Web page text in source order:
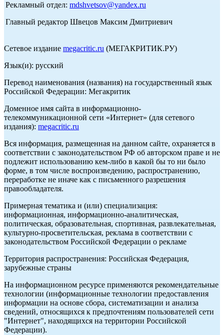
Рекламный отдел: mdshvetsov@yandex.ru
Главный редактор Швецов Максим Дмитриевич
Сетевое издание megacritic.ru (МЕГАКРИТИК.РУ)
Язык(и): русский
Перевод наименования (названия) на государственный язык
Российской Федерации: Мегакритик
Доменное имя сайта в информационно-
телекоммуникационной сети «Интернет» (для сетевого
издания): megacritic.ru
Вся информация, размещенная на данном сайте, охраняется в
соответствии с законодательством РФ об авторском праве и не
подлежит использованию кем-либо в какой бы то ни было
форме, в том числе воспроизведению, распространению,
переработке не иначе как с письменного разрешения
правообладателя.
Примерная тематика и (или) специализация:
информационная, информационно-аналитическая,
политическая, образовательная, спортивная, развлекательная,
культурно-просветительская, реклама в соответствии с
законодательством Российской Федерации о рекламе
Территория распространения: Российская Федерация,
зарубежные страны
На информационном ресурсе применяются рекомендательные
технологии (информационные технологии предоставления
информации на основе сбора, систематизации и анализа
сведений, относящихся к предпочтениям пользователей сети
"Интернет", находящихся на территории Российской
Федерации).